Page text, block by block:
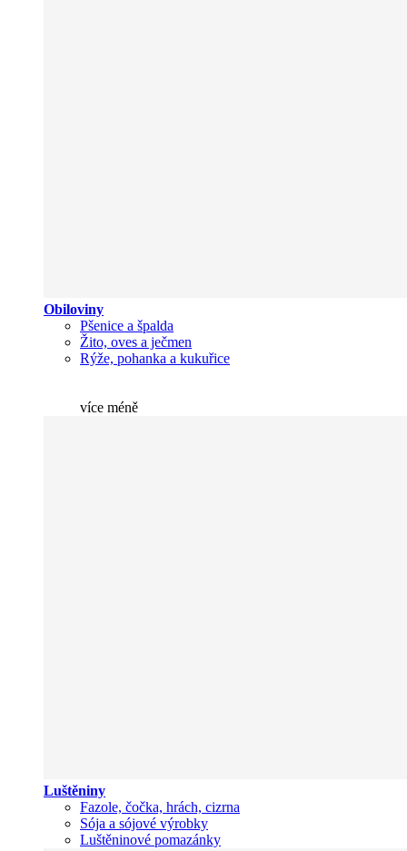
Obiloviny
Pšenice a špalda
Žito, oves a ječmen
Rýže, pohanka a kukuřice
více méně
Luštěniny
Fazole, čočka, hrách, cizrna
Sója a sójové výrobky
Luštěninové pomazánky